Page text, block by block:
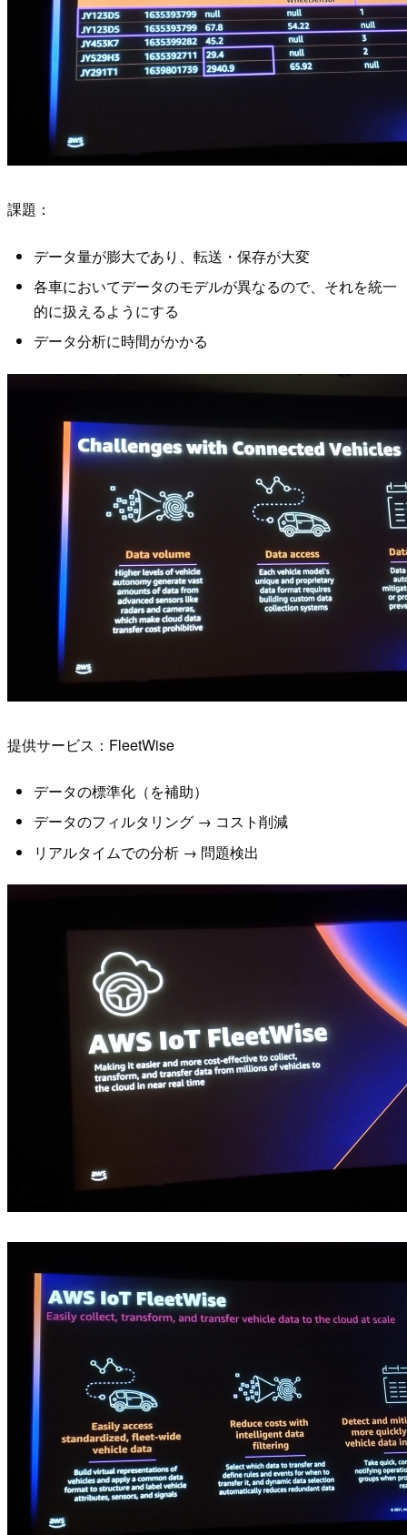
課題：
データ量が膨大であり、転送・保存が大変
各車においてデータのモデルが異なるので、それを統一
的に扱えるようにする
データ分析に時間がかかる
提供サービス：FleetWise
データの標準化（を補助）
データのフィルタリング → コスト削減
リアルタイムでの分析 → 問題検出